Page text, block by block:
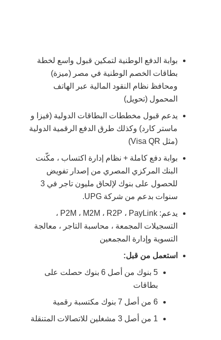
بوابة الدفع الوطنية لتمكين قبول واسع لخطة
بطاقات الخصم الوطنية في مصر (ميزة)
ومحافظ نظام النقود المالية عبر الهاتف
المحمول (تحويل)
يدعم قبول مخططات البطاقات الدولية (فيزا و
ماستر كارد) وكذلك طرق الدفع الرقمية الدولية
(مثل Visa QR)
بوابة دفع كاملة + نظام إدارة اكتساب ، مكّنت
البنك المركزي المصري من إصدار تفويض
للحصول على بنوك لإلحاق مليون تاجر في 3
سنوات بدعم من شركة UPG.
يدعم: P2M ، M2M ، R2P ، PayLink ،
التسجيلات المجمعة ، محاسبة التاجر ، معالجة
التسوية وإدارة المجمعين
استعمل من قبل:
5 بنوك من أصل 6 بنوك حصلت على
بطاقات
6 من أصل 7 بنوك مكتسبة رقمية
1 من أصل 3 مشغلين للاتصالات المتنقلة